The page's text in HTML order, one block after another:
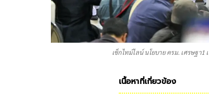
เช็กไทม์ไลน์ นโยบาย ครม. เศรษฐา1
เนื้อหาที่เกี่ยวข้อง